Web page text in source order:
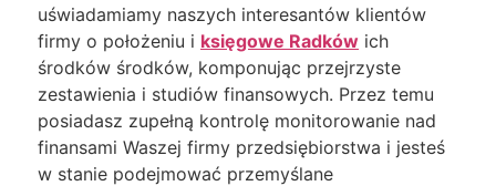
uświadamiamy naszych interesantów klientów
firmy o położeniu i księgowe Radków ich
środków środków, komponując przejrzyste
zestawienia i studiów finansowych. Przez temu
posiadasz zupełną kontrolę monitorowanie nad
finansami Waszej firmy przedsiębiorstwa i jesteś
w stanie podejmować przemyślane